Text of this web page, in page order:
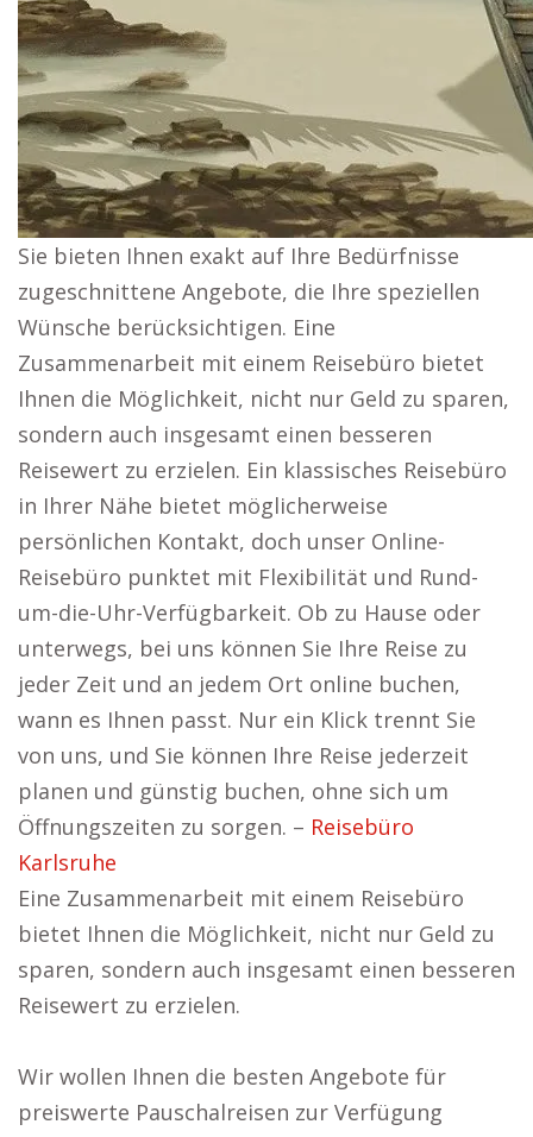
Sie bieten Ihnen exakt auf Ihre Bedürfnisse
zugeschnittene Angebote, die Ihre speziellen
Wünsche berücksichtigen. Eine
Zusammenarbeit mit einem Reisebüro bietet
Ihnen die Möglichkeit, nicht nur Geld zu sparen,
sondern auch insgesamt einen besseren
Reisewert zu erzielen. Ein klassisches Reisebüro
in Ihrer Nähe bietet möglicherweise
persönlichen Kontakt, doch unser Online-
Reisebüro punktet mit Flexibilität und Rund-
um-die-Uhr-Verfügbarkeit. Ob zu Hause oder
unterwegs, bei uns können Sie Ihre Reise zu
jeder Zeit und an jedem Ort online buchen,
wann es Ihnen passt. Nur ein Klick trennt Sie
von uns, und Sie können Ihre Reise jederzeit
planen und günstig buchen, ohne sich um
Öffnungszeiten zu sorgen. – Reisebüro
Karlsruhe
Eine Zusammenarbeit mit einem Reisebüro
bietet Ihnen die Möglichkeit, nicht nur Geld zu
sparen, sondern auch insgesamt einen besseren
Reisewert zu erzielen.
Wir wollen Ihnen die besten Angebote für
preiswerte Pauschalreisen zur Verfügung